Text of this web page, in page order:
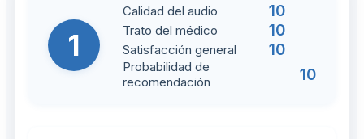
1
Calidad del audio 10
Trato del médico 10
Satisfacción general 10
Probabilidad de
recomendación
10